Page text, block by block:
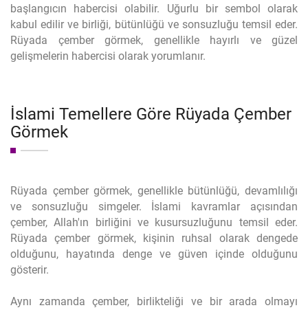
başlangıcın habercisi olabilir. Uğurlu bir sembol olarak
kabul edilir ve birliği, bütünlüğü ve sonsuzluğu temsil eder.
Rüyada çember görmek, genellikle hayırlı ve güzel
gelişmelerin habercisi olarak yorumlanır.
İslami Temellere Göre Rüyada Çember
Görmek
Rüyada çember görmek, genellikle bütünlüğü, devamlılığı
ve sonsuzluğu simgeler. İslami kavramlar açısından
çember, Allah'ın birliğini ve kusursuzluğunu temsil eder.
Rüyada çember görmek, kişinin ruhsal olarak dengede
olduğunu, hayatında denge ve güven içinde olduğunu
gösterir.
Aynı zamanda çember, birlikteliği ve bir arada olmayı